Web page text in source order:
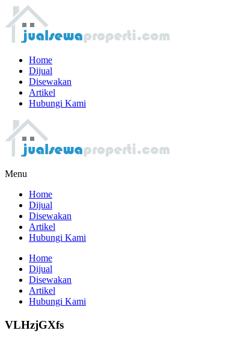
Home
Dijual
Disewakan
Artikel
Hubungi Kami
Menu
Home
Dijual
Disewakan
Artikel
Hubungi Kami
Home
Dijual
Disewakan
Artikel
Hubungi Kami
VLHzjGXfs